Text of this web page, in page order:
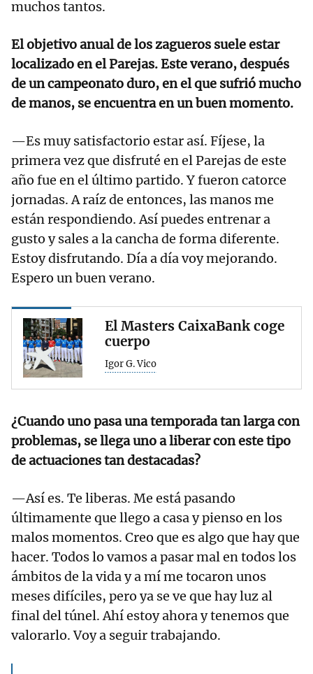
muchos tantos.
El objetivo anual de los zagueros suele estar
localizado en el Parejas. Este verano, después
de un campeonato duro, en el que sufrió mucho
de manos, se encuentra en un buen momento.
—Es muy satisfactorio estar así. Fíjese, la
primera vez que disfruté en el Parejas de este
año fue en el último partido. Y fueron catorce
jornadas. A raíz de entonces, las manos me
están respondiendo. Así puedes entrenar a
gusto y sales a la cancha de forma diferente.
Estoy disfrutando. Día a día voy mejorando.
Espero un buen verano.
El Masters CaixaBank coge
cuerpo
Igor G. Vico
¿Cuando uno pasa una temporada tan larga con
problemas, se llega uno a liberar con este tipo
de actuaciones tan destacadas?
—Así es. Te liberas. Me está pasando
últimamente que llego a casa y pienso en los
malos momentos. Creo que es algo que hay que
hacer. Todos lo vamos a pasar mal en todos los
ámbitos de la vida y a mí me tocaron unos
meses difíciles, pero ya se ve que hay luz al
final del túnel. Ahí estoy ahora y tenemos que
valorarlo. Voy a seguir trabajando.